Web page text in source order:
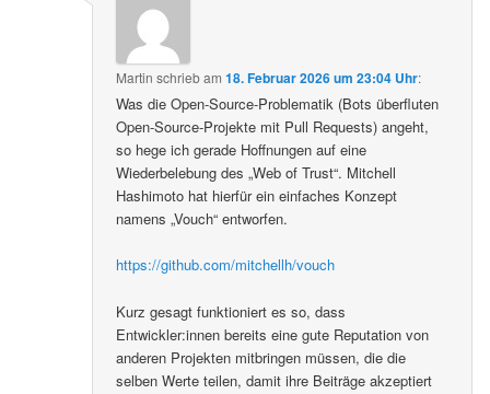
Martin schriebam18. Februar 2026 um 23:04 Uhr:
Was die Open-Source-Problematik (Bots überfluten
Open-Source-Projekte mit Pull Requests) angeht,
so hege ich gerade Hoffnungen auf eine
Wiederbelebung des „Web of Trust“. Mitchell
Hashimoto hat hierfür ein einfaches Konzept
namens „Vouch“ entworfen.
https://github.com/mitchellh/vouch
Kurz gesagt funktioniert es so, dass
Entwickler:innen bereits eine gute Reputation von
anderen Projekten mitbringen müssen, die die
selben Werte teilen, damit ihre Beiträge akzeptiert